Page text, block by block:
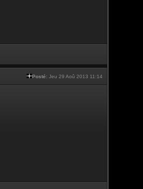
Posté: Jeu 29 Aoû 2013 11:14